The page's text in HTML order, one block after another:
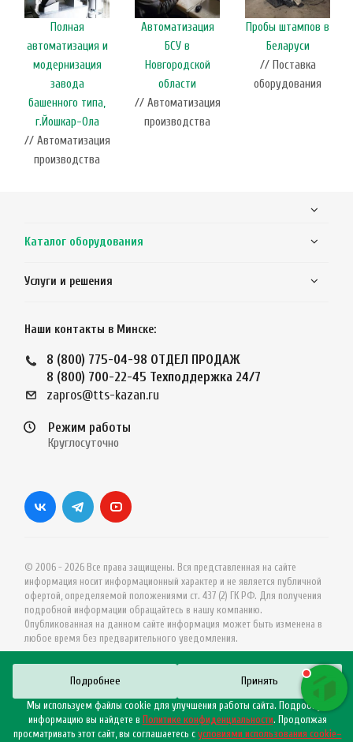
Полная
автоматизация и
модернизация
завода
башенного типа,
г.Йошкар-Ола
// Автоматизация
производства
Автоматизация
БСУ в
Новгородской
области
// Автоматизация
производства
Пробы штампов в
Беларуси
// Поставка
оборудования
Каталог оборудования
Услуги и решения
Наши контакты в Минске:
8 (800) 775-04-98 ОТДЕЛ ПРОДАЖ
8 (800) 700-22-45 Техподдержка 24/7
zapros@tts-kazan.ru
Режим работы
Круглосуточно
© 2006 - 2026 Все права защищены. Вся представленная на сайте
информация носит информационный характер и не является публичной
офертой, определяемой положениями ст. 437 (2) ГК РФ. Для получения
подробной информации обращайтесь в нашу компанию.
Опубликованная на данном сайте информация может быть изменена в
любое время без предварительного уведомления.
Подробнее Принять
Мы используем файлы cookie для улучшения работы сайта. Подробную
информацию вы найдете в Политике конфиденциальности. Продолжая
просматривать этот сайт, вы соглашаетесь с условиями использования cookie–